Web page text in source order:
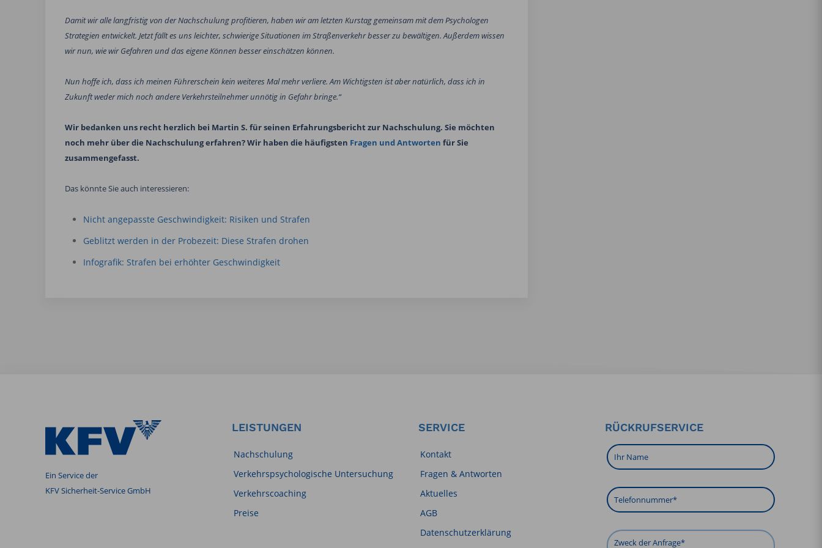
Damit wir alle langfristig von der Nachschulung profitieren, haben wir am letzten Kurstag gemeinsam mit dem Psychologen
Strategien entwickelt. Jetzt fällt es uns leichter, schwierige Situationen im Straßenverkehr besser zu bewältigen. Außerdem wissen
wir nun, wie wir Gefahren und das eigene Können besser einschätzen können.
Nun hoffe ich, dass ich meinen Führerschein kein weiteres Mal mehr verliere. Am Wichtigsten ist aber natürlich, dass ich in
Zukunft weder mich noch andere Verkehrsteilnehmer unnötig in Gefahr bringe.“
Wir bedanken uns recht herzlich bei Martin S. für seinen Erfahrungsbericht zur Nachschulung. Sie möchten
noch mehr über die Nachschulung erfahren? Wir haben die häufigsten Fragen und Antworten für Sie
zusammengefasst.
Das könnte Sie auch interessieren:
Nicht angepasste Geschwindigkeit: Risiken und Strafen
Geblitzt werden in der Probezeit: Diese Strafen drohen
Infografik: Strafen bei erhöhter Geschwindigkeit
Ein Service der
KFV Sicherheit-Service GmbH
LEISTUNGEN
Nachschulung
Verkehrspsychologische Untersuchung
Verkehrscoaching
Preise
SERVICE
Kontakt
Fragen & Antworten
Aktuelles
AGB
Datenschutzerklärung
RÜCKRUFSERVICE